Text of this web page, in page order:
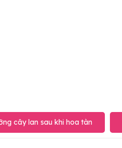
cây lan sau khi hoa tàn